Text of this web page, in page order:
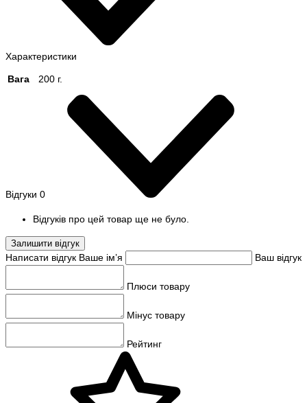
Характеристики
Вага 200 г.
Відгуки 0
Відгуків про цей товар ще не було.
Залишити відгук
Написати відгук Ваше ім’я Ваш відгук
Плюси товару
Мінус товару
Рейтинг